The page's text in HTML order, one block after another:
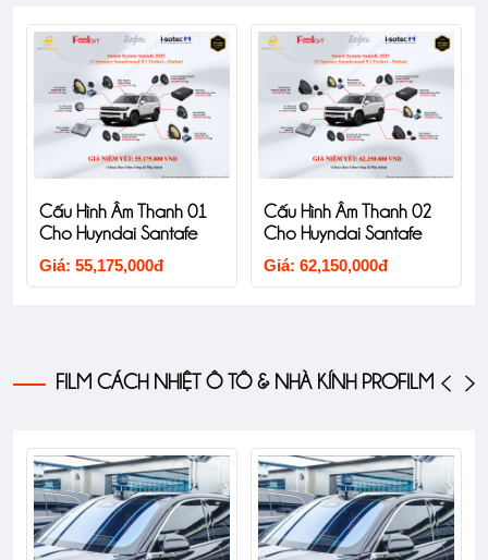
Cấu Hình Âm Thanh 01
Cho Huyndai Santafe
Giá: 55,175,000đ
Cấu Hình Âm Thanh 02
Cho Huyndai Santafe
Giá: 62,150,000đ
FILM CÁCH NHIỆT Ô TÔ & NHÀ KÍNH PROFILM